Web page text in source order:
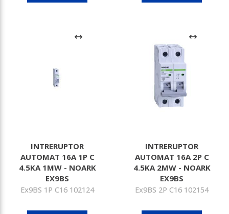
INTRERUPTOR
AUTOMAT 16A 1P C
4.5KA 1MW - NOARK
EX9BS
Ex9BS 1P C16 102124
INTRERUPTOR
AUTOMAT 16A 2P C
4.5KA 2MW - NOARK
EX9BS
Ex9BS 2P C16 102154